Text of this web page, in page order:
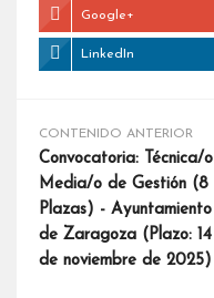
Google+
LinkedIn
CONTENIDO ANTERIOR
Convocatoria: Técnica/o
Media/o de Gestión (8
Plazas) - Ayuntamiento
de Zaragoza (Plazo: 14
de noviembre de 2025)